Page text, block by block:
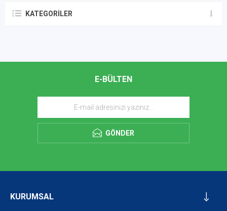
KATEGORILER
E-BÜLTEN
GÖNDER
KURUMSAL